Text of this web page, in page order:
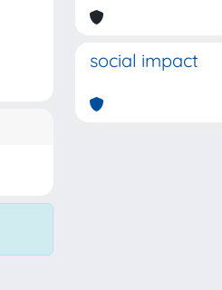
social impact